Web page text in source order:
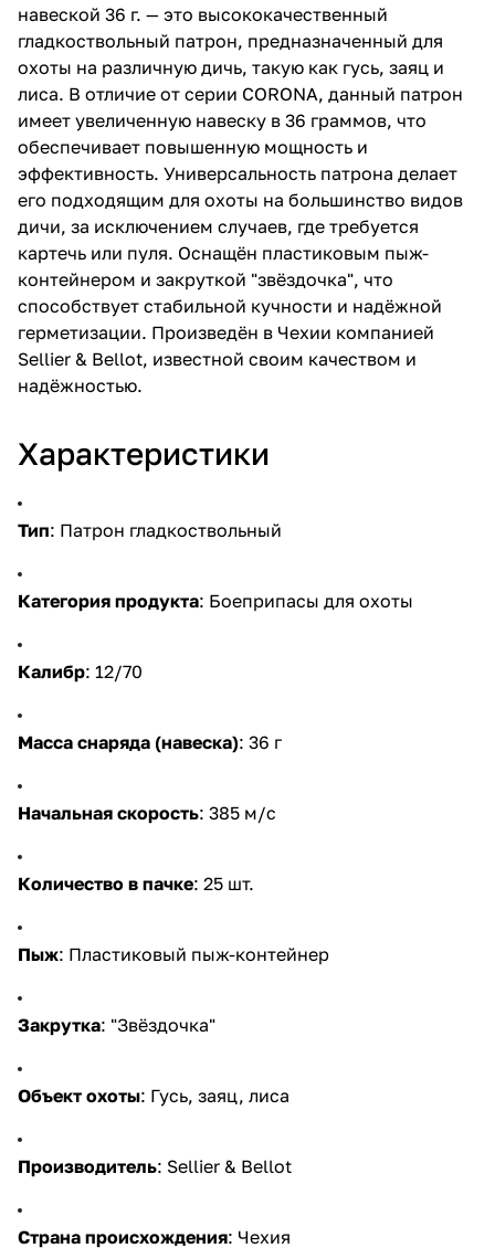
навеской 36 г. — это высококачественный
гладкоствольный патрон, предназначенный для
охоты на различную дичь, такую как гусь, заяц и
лиса. В отличие от серии CORONA, данный патрон
имеет увеличенную навеску в 36 граммов, что
обеспечивает повышенную мощность и
эффективность. Универсальность патрона делает
его подходящим для охоты на большинство видов
дичи, за исключением случаев, где требуется
картечь или пуля. Оснащён пластиковым пыж-
контейнером и закруткой "звёздочка", что
способствует стабильной кучности и надёжной
герметизации. Произведён в Чехии компанией
Sellier & Bellot, известной своим качеством и
надёжностью.
Характеристики
Тип: Патрон гладкоствольный
Категория продукта: Боеприпасы для охоты
Калибр: 12/70
Масса снаряда (навеска): 36 г
Начальная скорость: 385 м/с
Количество в пачке: 25 шт.
Пыж: Пластиковый пыж-контейнер
Закрутка: "Звёздочка"
Объект охоты: Гусь, заяц, лиса
Производитель: Sellier & Bellot
Страна происхождения: Чехия